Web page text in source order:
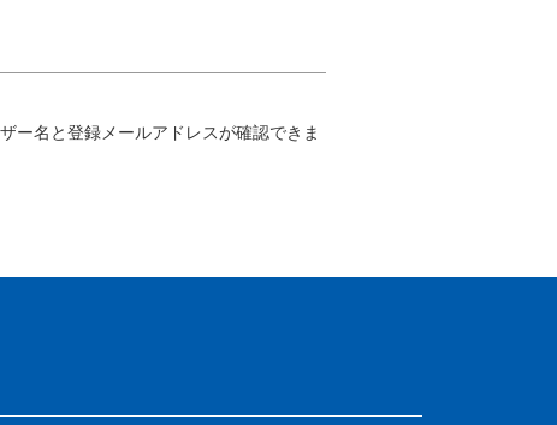
ー名と登録メールアドレスが確認できま